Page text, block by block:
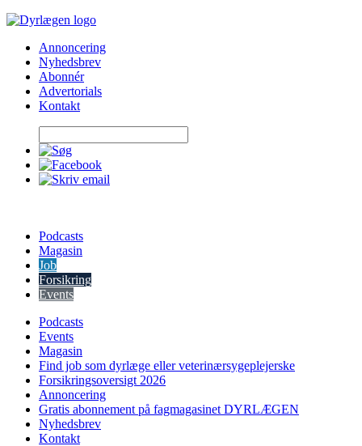
Skip
contentAnnoncering
Nyhedsbrev
Abonnér
Advertorials
Kontakt
Podcasts
Magasin
Job
Forsikring
Events
Podcasts
Events
Magasin
Find job som dyrlæge eller veterinærsygeplejerske
Forsikringsoversigt 2026
Annoncering
Gratis abonnement på fagmagasinet DYRLÆGEN
Nyhedsbrev
Kontakt